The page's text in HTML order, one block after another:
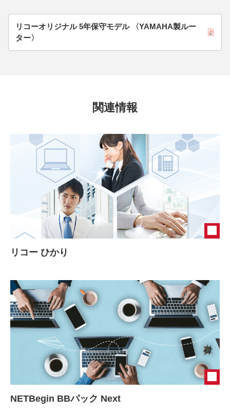
リコーオリジナル 5年保守モデル 〈YAMAHA製ルー
ター〉
関連情報
リコー ひかり
NETBegin BBパック Next